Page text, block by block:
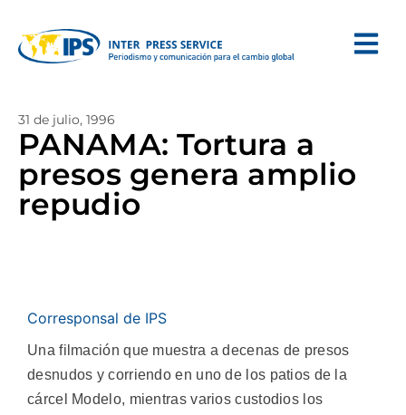
31 de julio, 1996
PANAMA: Tortura a
presos genera amplio
repudio
Corresponsal de IPS
Una filmación que muestra a decenas de presos
desnudos y corriendo en uno de los patios de la
cárcel Modelo, mientras varios custodios los